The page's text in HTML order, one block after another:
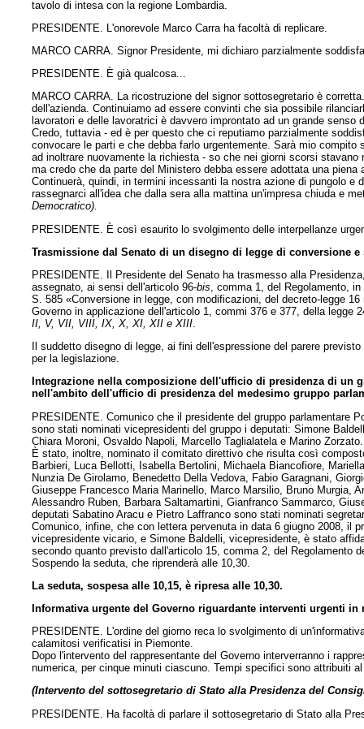
tavolo di intesa con la regione Lombardia.
PRESIDENTE. L'onorevole Marco Carra ha facoltà di replicare.
MARCO CARRA. Signor Presidente, mi dichiaro parzialmente
PRESIDENTE. È già qualcosa...
MARCO CARRA. La ricostruzione del signor sottosegretario è
dell'azienda. Continuiamo ad essere convinti che sia possibile
lavoratori e delle lavoratrici è davvero improntato ad un grande senso
Credo, tuttavia - ed è per questo che ci reputiamo parzialmente
convocare le parti e che debba farlo urgentemente. Sarà mio
ad inoltrare nuovamente la richiesta - so che nei giorni scorsi
ma credo che da parte del Ministero debba essere adottata una piena
Continuerà, quindi, in termini incessanti la nostra azione di pungolo
rassegnarci all'idea che dalla sera alla mattina un'impresa chiuda e
Democratico).
PRESIDENTE. È così esaurito lo svolgimento delle interpellanze
Trasmissione dal Senato di un disegno di legge di conversione
PRESIDENTE. Il Presidente del Senato ha trasmesso alla
assegnato, ai sensi dell'articolo 96-bis, comma 1, del Regolamento,
S. 585 «Conversione in legge, con modificazioni, del decreto-legge
Governo in applicazione dell'articolo 1, commi 376 e 377, della legge
II, V, VII, VIII, IX, X, XI, XII e XIII.
Il suddetto disegno di legge, ai fini dell'espressione del parere
per la legislazione.
Integrazione nella composizione dell'ufficio di presidenza di un
nell'ambito dell'ufficio di presidenza del medesimo gruppo
PRESIDENTE. Comunico che il presidente del gruppo parlamentare
sono stati nominati vicepresidenti del gruppo i deputati: Simone
Chiara Moroni, Osvaldo Napoli, Marcello Taglialatela e Marino Zorzato.
È stato, inoltre, nominato il comitato direttivo che risulta così
Barbieri, Luca Bellotti, Isabella Bertolini, Michaela Biancofiore,
Nunzia De Girolamo, Benedetto Della Vedova, Fabio Garagnani,
Giuseppe Francesco Maria Marinello, Marco Marsilio, Bruno Murgia,
Alessandro Ruben, Barbara Saltamartini, Gianfranco Sammarco,
deputati Sabatino Aracu e Pietro Laffranco sono stati nominati
Comunico, infine, che con lettera pervenuta in data 6 giugno 2008, il
vicepresidente vicario, e Simone Baldelli, vicepresidente, è stato
secondo quanto previsto dall'articolo 15, comma 2, del Regolamento
Sospendo la seduta, che riprenderà alle 10,30.
La seduta, sospesa alle 10,15, è ripresa alle 10,30.
Informativa urgente del Governo riguardante interventi urgenti
PRESIDENTE. L'ordine del giorno reca lo svolgimento di
calamitosi verificatisi in Piemonte.
Dopo l'intervento del rappresentante del Governo interverranno i
numerica, per cinque minuti ciascuno. Tempi specifici sono attribuiti
(Intervento del sottosegretario di Stato alla Presidenza del
PRESIDENTE. Ha facoltà di parlare il sottosegretario di Stato alla